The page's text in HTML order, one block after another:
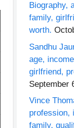
Biography,
family,
worth.
Sandhu
age,
girlfriend,
September
Vince
profession,
family,